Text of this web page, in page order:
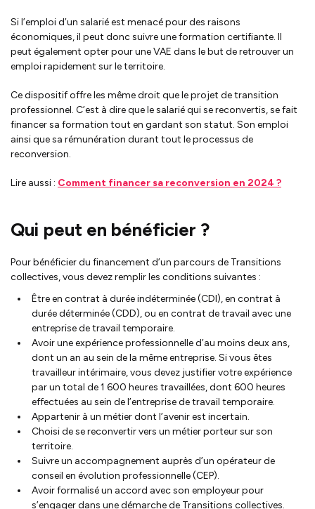
Si l’emploi d’un salarié est menacé pour des raisons
économiques, il peut donc suivre une formation certifiante. Il
peut également opter pour une VAE dans le but de retrouver un
emploi rapidement sur le territoire.
Ce dispositif offre les même droit que le projet de transition
professionnel. C’est à dire que le salarié qui se reconvertis, se fait
financer sa formation tout en gardant son statut. Son emploi
ainsi que sa rémunération durant tout le processus de
reconversion.
Lire aussi : Comment financer sa reconversion en 2024 ?
Qui peut en bénéficier ?
Pour bénéficier du financement d’un parcours de Transitions
collectives, vous devez remplir les conditions suivantes :
Être en contrat à durée indéterminée (CDI), en contrat à
durée déterminée (CDD), ou en contrat de travail avec une
entreprise de travail temporaire.
Avoir une expérience professionnelle d’au moins deux ans,
dont un an au sein de la même entreprise. Si vous êtes
travailleur intérimaire, vous devez justifier votre expérience
par un total de 1 600 heures travaillées, dont 600 heures
effectuées au sein de l’entreprise de travail temporaire.
Appartenir à un métier dont l’avenir est incertain.
Choisi de se reconvertir vers un métier porteur sur son
territoire.
Suivre un accompagnement auprès d’un opérateur de
conseil en évolution professionnelle (CEP).
Avoir formalisé un accord avec son employeur pour
s’engager dans une démarche de Transitions collectives.